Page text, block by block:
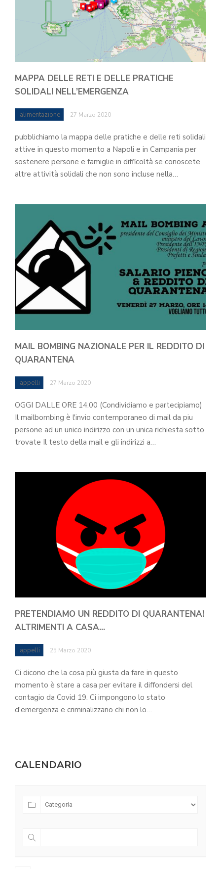
MAPPA DELLE RETI E DELLE PRATICHE
SOLIDALI NELL’EMERGENZA
alimentazione 27 Marzo 2020
pubblichiamo la mappa delle pratiche e delle reti solidali
attive in questo momento a Napoli e in Campania per
sostenere persone e famiglie in difficoltà se conoscete
altre attività solidali che non sono incluse nella…
MAIL BOMBING NAZIONALE PER IL REDDITO DI
QUARANTENA
appelli 27 Marzo 2020
OGGI DALLE ORE 14.00 (Condividiamo e partecipiamo)
Il mailbombing è l'invio contemporaneo di mail da piu
persone ad un unico indirizzo con un unica richiesta sotto
trovate Il testo della mail e gli indirizzi a…
PRETENDIAMO UN REDDITO DI QUARANTENA!
ALTRIMENTI A CASA…
appelli 25 Marzo 2020
Ci dicono che la cosa più giusta da fare in questo
momento è stare a casa per evitare il diffondersi del
contagio da Covid 19. Ci impongono lo stato
d'emergenza e criminalizzano chi non lo…
CALENDARIO